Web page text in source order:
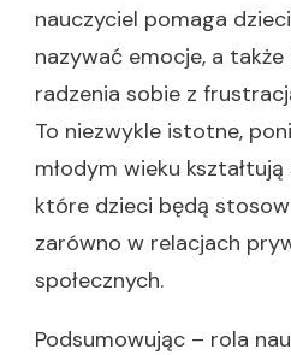
nauczyciel pomaga
nazywać emocje, a
radzenia sobie z
To niezwykle istotne,
młodym wieku
które dzieci będą
zarówno w relacjach
społecznych.
Podsumowując – rola